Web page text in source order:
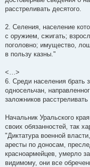
расстреливать десятого.
2. Селения, население
с оружием, сжигать;
поголовно; имущество,
в пользу казны."
<…>
6. Среди населения брать
односельчан,
заложников
Начальник Уральского
своих обязанностей, так
"Диктатура военной
аресты по доносам,
красноармейцев, умерло
видимому, они все